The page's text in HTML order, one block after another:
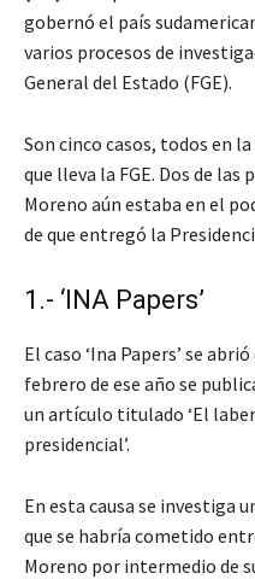
gobernó el país
varios procesos de
General del Estado (FGE).
Son cinco casos, todos en
que lleva la FGE. Dos de
Moreno aún estaba en el
de que entregó la
1.- ‘INA Papers’
El caso ‘Ina Papers’ se
febrero de ese año se
un artículo titulado ‘El
presidencial’.
En esta causa se investiga
que se habría cometido
Moreno por intermedio de